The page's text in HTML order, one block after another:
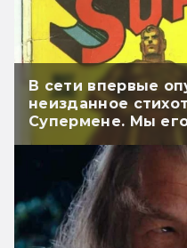
В сети впервые
неизданное
Супермене. Мы